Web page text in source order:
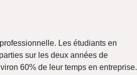
Les étudiants en
sur les deux années de
60% de leur temps en entreprise.